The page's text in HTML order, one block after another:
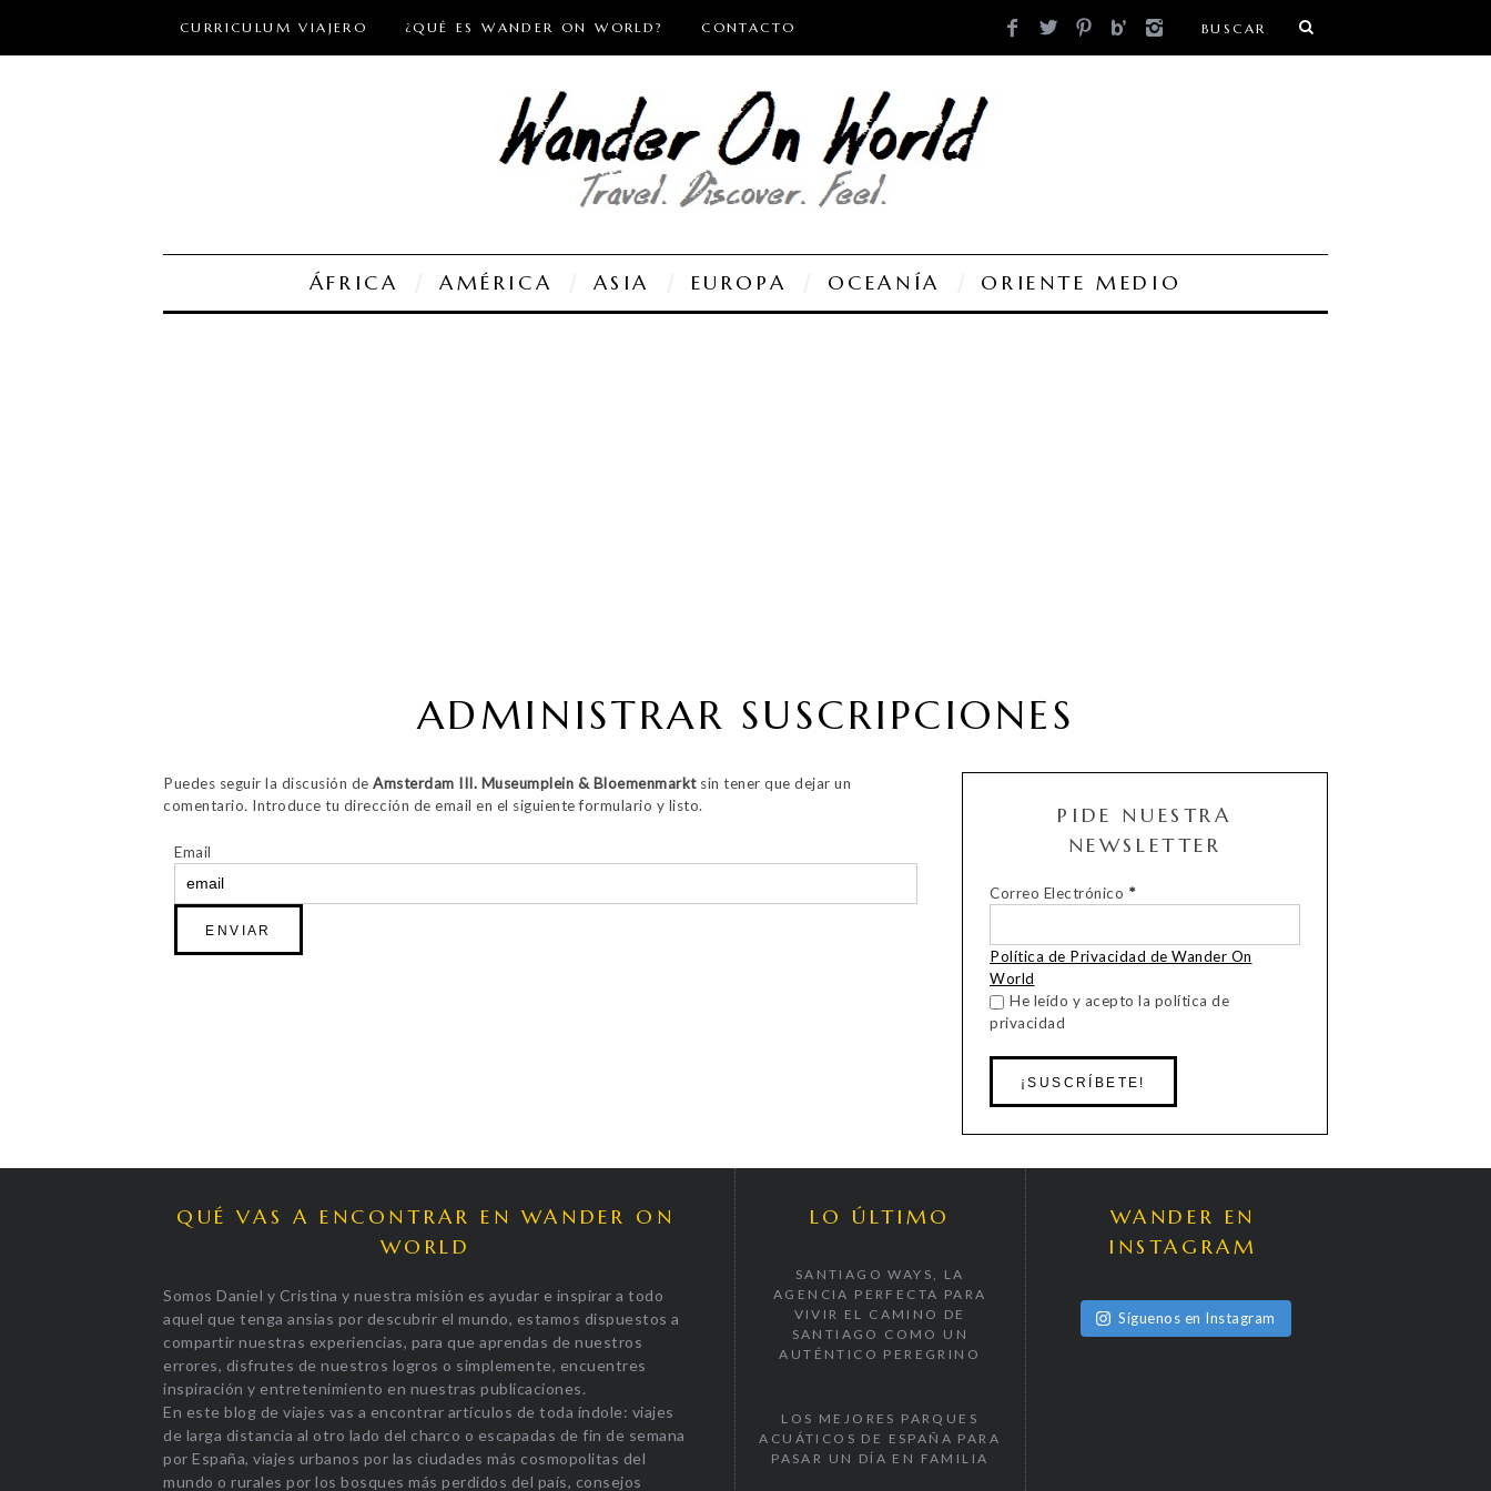
CURRICULUM VIAJERO ¿QUÉ ES WANDER ON WORLD? CONTACTO
ÁFRICA AMÉRICA ASIA EUROPA OCEANÍA ORIENTE MEDIO
ADMINISTRAR SUSCRIPCIONES
Puedes seguir la discusión de Amsterdam III. Museumplein & Bloemenmarktsin tener que dejar un
comentario. Introduce tu dirección de email en el siguiente formulario y listo.
Email
PIDE NUESTRA
NEWSLETTER
Correo Electrónico *
Política de Privacidad de Wander On
World
He leído y acepto la política de
privacidad
QUÉ VAS A ENCONTRAR EN WANDER ON
WORLD
Somos Daniel y Cristina y nuestra misión es ayudar e inspirar a todo
aquel que tenga ansias por descubrir el mundo, estamos dispuestos a
compartir nuestras experiencias, para que aprendas de nuestros
errores, disfrutes de nuestros logros o simplemente, encuentres
inspiración y entretenimiento en nuestras publicaciones.
En este blog de viajes vas a encontrar artículos de toda índole: viajes
de larga distancia al otro lado del charco o escapadas de fin de semana
por España, viajes urbanos por las ciudades más cosmopolitas del
mundo o rurales por los bosques más perdidos del país, consejos
LO ÚLTIMO
SANTIAGO WAYS, LA
AGENCIA PERFECTA PARA
VIVIR EL CAMINO DE
SANTIAGO COMO UN
AUTÉNTICO PEREGRINO
LOS MEJORES PARQUES
ACUÁTICOS DE ESPAÑA PARA
PASAR UN DÍA EN FAMILIA
WANDER EN
INSTAGRAM
Síguenos en Instagram